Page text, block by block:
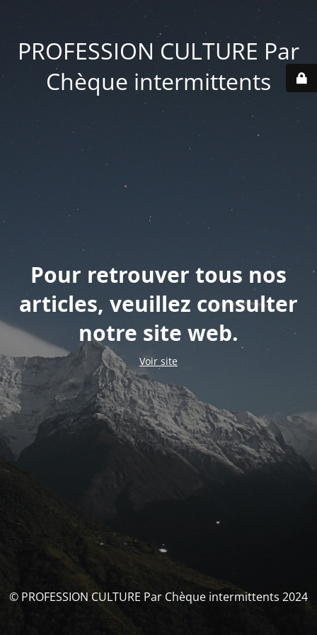
PROFESSION CULTURE Par
Chèque intermittents
Pour retrouver tous nos
articles, veuillez consulter
notre site web.
Voir site
© PROFESSION CULTURE Par Chèque intermittents 2024